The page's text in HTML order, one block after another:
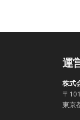
者への提供
運
株式
〒
東京